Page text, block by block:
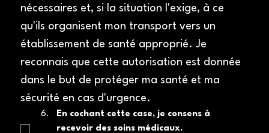
nécessaires et, si la situation l'exige, à ce
qu'ils organisent mon transport vers un
établissement de santé approprié. Je
reconnais que cette autorisation est donnée
dans le but de protéger ma santé et ma
sécurité en cas d'urgence.
En cochant cette case, je consens à
recevoir des soins médicaux.